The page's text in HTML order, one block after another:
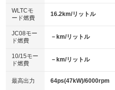
センターデフロック
：装備なし
電動格納ミラー
：装備あり
エアロ
：装備なし
ローダウン
：装備なし
ベンチシート
：装備なし
チップアップシート
：装備なし
WLTCモ
ード燃費
16.2km/リットル
JC08モー
ド燃費
－km/リットル
10/15モー
ド燃費
－km/リットル
最高出力 64ps(47kW)/6000rpm